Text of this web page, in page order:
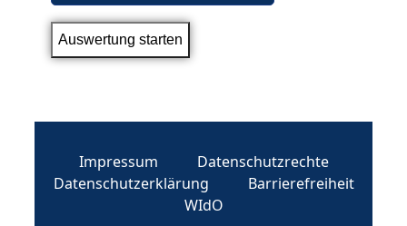
Impressum
Datenschutzrechte
Datenschutzerklärung
Barrierefreiheit
WIdO